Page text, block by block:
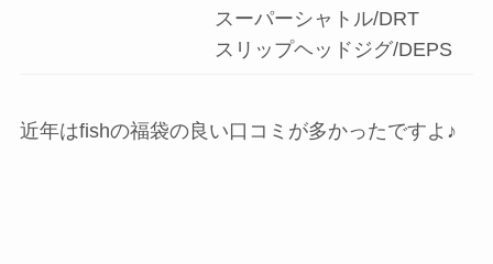
スーパーシャトル/DRT
スリップヘッドジグ/DEPS
近年はfishの福袋の良い口コミが多かったですよ♪